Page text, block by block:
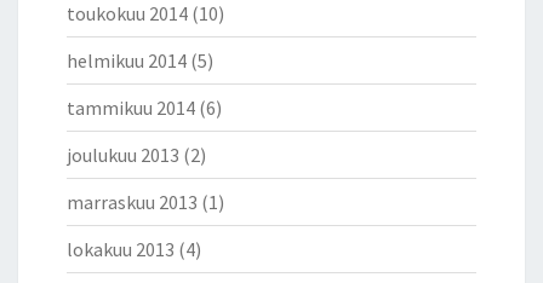
toukokuu 2014 (10)
helmikuu 2014 (5)
tammikuu 2014 (6)
joulukuu 2013 (2)
marraskuu 2013 (1)
lokakuu 2013 (4)